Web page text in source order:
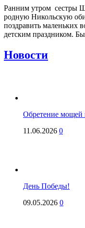
Ранним утром сестры
родную Никольскую
поздравить маленьких
детским праздником.
Новости
Обретение мощей
11.06.2026 0
День Победы!
09.05.2026 0